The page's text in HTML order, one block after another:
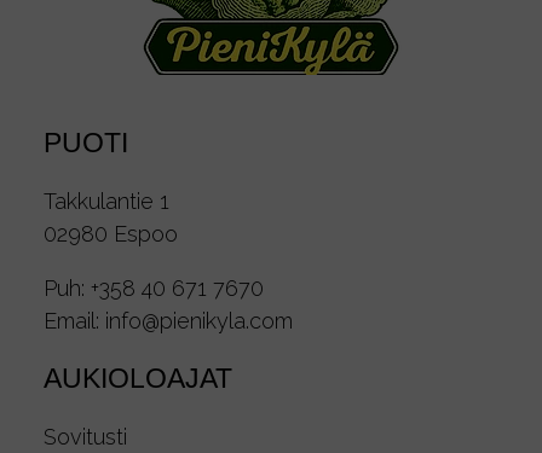
PUOTI
Takkulantie 1
02980 Espoo
Puh: +358 40 671 7670
Email: info@pienikyla.com
AUKIOLOAJAT
Sovitusti